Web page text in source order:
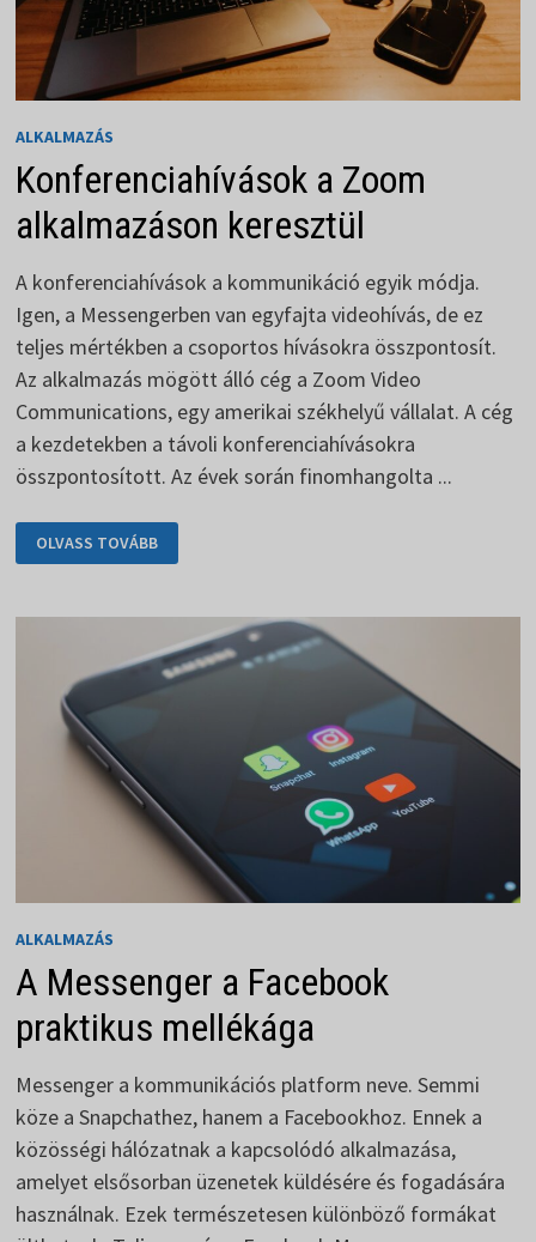
ALKALMAZÁS
Konferenciahívások a Zoom
alkalmazáson keresztül
A konferenciahívások a kommunikáció egyik módja.
Igen, a Messengerben van egyfajta videohívás, de ez
teljes mértékben a csoportos hívásokra összpontosít.
Az alkalmazás mögött álló cég a Zoom Video
Communications, egy amerikai székhelyű vállalat. A cég
a kezdetekben a távoli konferenciahívásokra
összpontosított. Az évek során finomhangolta ...
KONFERENCIAHÍVÁSOK
A
ZOOM
OLVASS TOVÁBB
ALKALMAZÁS
A Messenger a Facebook
praktikus mellékága
Messenger a kommunikációs platform neve. Semmi
köze a Snapchathez, hanem a Facebookhoz. Ennek a
közösségi hálózatnak a kapcsolódó alkalmazása,
amelyet elsősorban üzenetek küldésére és fogadására
használnak. Ezek természetesen különböző formákat